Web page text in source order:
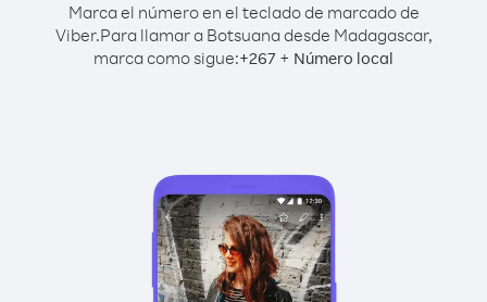
Marca el número en el teclado de marcado de
Viber.Para llamar a Botsuana desde Madagascar,
marca como sigue:+267 + Número local